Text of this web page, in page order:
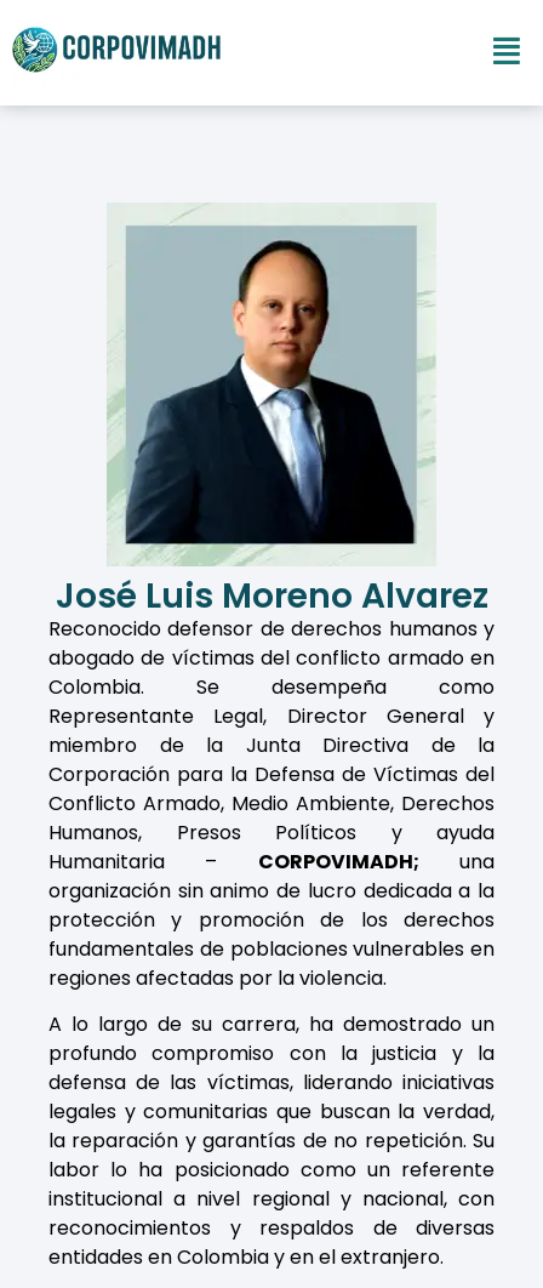
José Luis Moreno Alvarez
Reconocido defensor de derechos humanos y
abogado de víctimas del conflicto armado en
Colombia. Se desempeña como
Representante Legal, Director General y
miembro de la Junta Directiva de la
Corporación para la Defensa de Víctimas del
Conflicto Armado, Medio Ambiente, Derechos
Humanos, Presos Políticos y ayuda
Humanitaria – CORPOVIMADH; una
organización sin animo de lucro dedicada a la
protección y promoción de los derechos
fundamentales de poblaciones vulnerables en
regiones afectadas por la violencia.
A lo largo de su carrera, ha demostrado un
profundo compromiso con la justicia y la
defensa de las víctimas, liderando iniciativas
legales y comunitarias que buscan la verdad,
la reparación y garantías de no repetición. Su
labor lo ha posicionado como un referente
institucional a nivel regional y nacional, con
reconocimientos y respaldos de diversas
entidades en Colombia y en el extranjero.